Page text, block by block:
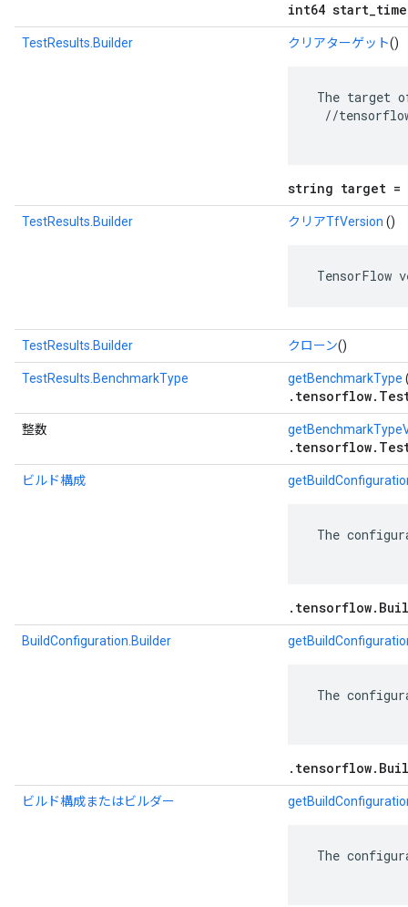
int64
TestResults.Builder クリアターゲット()
The target
//
string target =
TestResults.Builder クリアTfVersion ()
TensorFlow
TestResults.Builder クローン()
TestResults.BenchmarkType getBenchmarkType
整数
ビルド構成
The
BuildConfiguration.Builder
The
ビルド構成またはビルダー
The